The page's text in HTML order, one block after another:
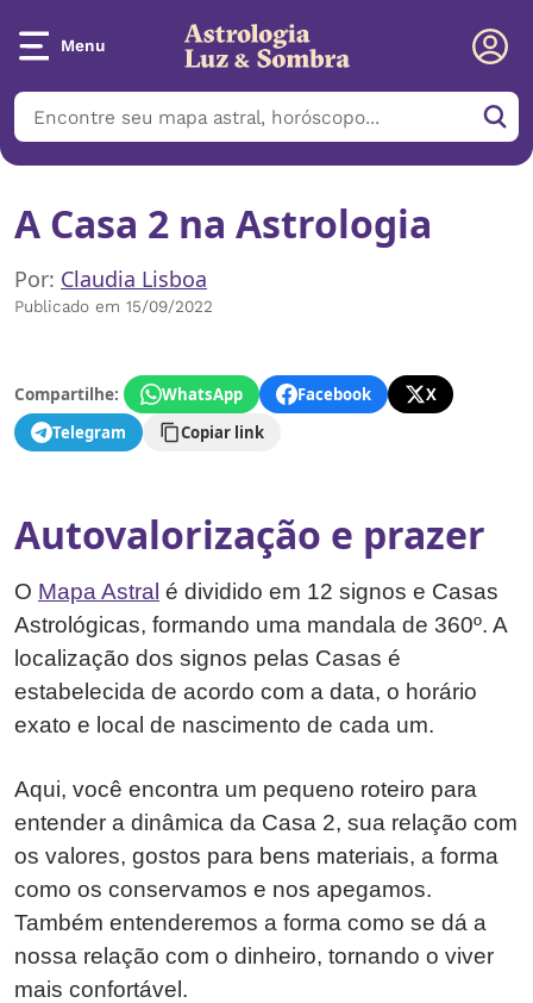
Menu
A Casa 2 na Astrologia
Por: Claudia Lisboa
Publicado em 15/09/2022
Compartilhe: WhatsApp Facebook
X
Telegram
Copiar link
Autovalorização e prazer
O Mapa Astral é dividido em 12 signos e Casas
Astrológicas, formando uma mandala de 360º. A
localização dos signos pelas Casas é
estabelecida de acordo com a data, o horário
exato e local de nascimento de cada um.
Aqui, você encontra um pequeno roteiro para
entender a dinâmica da Casa 2, sua relação com
os valores, gostos para bens materiais, a forma
como os conservamos e nos apegamos.
Também entenderemos a forma como se dá a
nossa relação com o dinheiro, tornando o viver
mais confortável.